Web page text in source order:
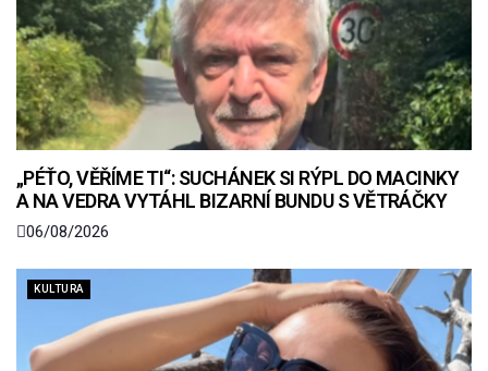
„PÉŤO, VĚŘÍME TI“: SUCHÁNEK SI RÝPL DO MACINKY
A NA VEDRA VYTÁHL BIZARNÍ BUNDU S VĚTRÁČKY
06/08/2026
KULTURA